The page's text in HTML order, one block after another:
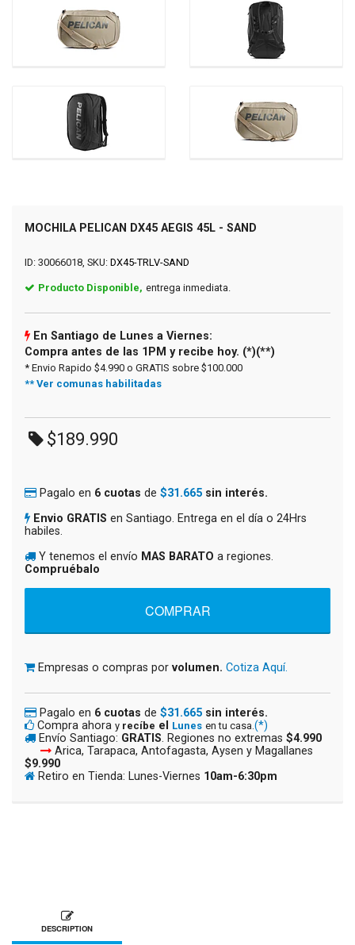
MOCHILA PELICAN DX45 AEGIS 45L - SAND
ID: 30066018, SKU: DX45-TRLV-SAND
Producto Disponible, entrega inmediata.
En Santiago de Lunes a Viernes:
Compra antes de las 1PM y recibe hoy. (*)(**)
* Envio Rapido $4.990 o GRATIS sobre $100.000
** Ver comunas habilitadas
$189.990
Pagalo en 6 cuotas de $31.665 sin interés.
Envio GRATIS en Santiago. Entrega en el día o 24Hrs
habiles.
Y tenemos el envío MAS BARATO a regiones.
Compruébalo
Empresas o compras por volumen. Cotiza Aquí.
Pagalo en 6 cuotas de $31.665 sin interés.
Compra ahora y recíbe el Lunes en tu casa. (*)
Envío Santiago: GRATIS. Regiones no extremas $4.990
Arica, Tarapaca, Antofagasta, Aysen y Magallanes
$9.990
Retiro en Tienda: Lunes-Viernes 10am-6:30pm
DESCRIPTION